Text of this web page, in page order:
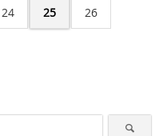
24 25 26